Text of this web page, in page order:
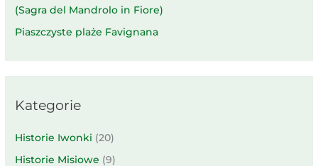
(Sagra del Mandrolo in Fiore)
Piaszczyste plaże Favignana
Kategorie
Historie Iwonki (20)
Historie Misiowe (9)